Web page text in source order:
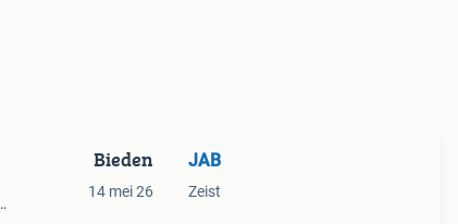
Bieden
14 mei 26
JAB
Zeist